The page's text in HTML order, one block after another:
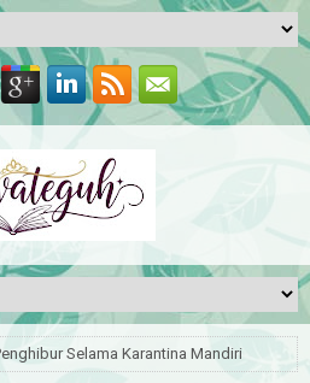
Selama Karantina Mandiri